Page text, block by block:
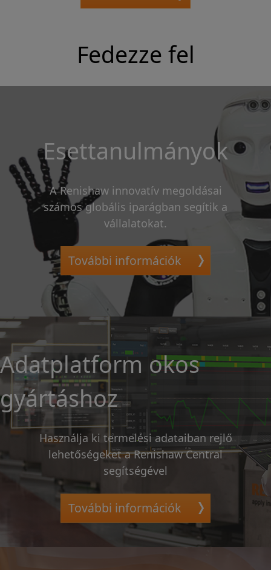
Fedezze fel
Esettanulmányok
A Renishaw innovatív megoldásai
számos globális iparágban segítik a
vállalatokat.
További információk
Adatplatform okos
gyártáshoz
Használja ki termelési adataiban rejlő
lehetőségeket a Renishaw Central
segítségével
További információk